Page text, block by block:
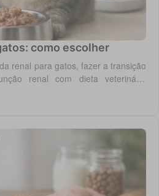
como escolher
renal para gatos, fazer a transição
renal com dieta veterinária